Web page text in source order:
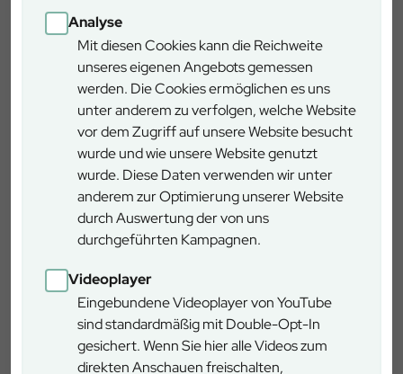
Analyse
Mit diesen Cookies kann die Reichweite
unseres eigenen Angebots gemessen
werden. Die Cookies ermöglichen es uns
unter anderem zu verfolgen, welche Website
vor dem Zugriff auf unsere Website besucht
wurde und wie unsere Website genutzt
wurde. Diese Daten verwenden wir unter
anderem zur Optimierung unserer Website
durch Auswertung der von uns
durchgeführten Kampagnen.
Videoplayer
Eingebundene Videoplayer von YouTube
sind standardmäßig mit Double-Opt-In
gesichert. Wenn Sie hier alle Videos zum
direkten Anschauen freischalten,
helfe Ihnen dabei!
Landsberg am Lech
Forstlicher Versuchsgarten
Grafrath
Europa, Asien, Amerika – im Forstlichen Versuchsgarten
Grafrath finden Sie die Wälder dieser Kontinente auf
einem Fleck. Auf dem 34 ha großen Areal können Sie über
200 verschiedene Baumarten aus unterschiedlichen
Erdregionen entdecken. Der Versuchsgarten wurde Ende
des 19. Jahrhunderts angelegt, um die Eignung
fremdländischer Baumarten für die heimische
Forstwirtschaft zu beurteilen.